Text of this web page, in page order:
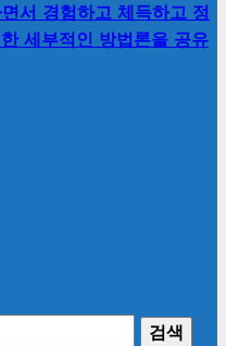
서 경험하고 체득하고 정
세부적인 방법론을 공유